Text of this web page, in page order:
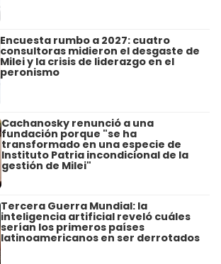
Encuesta rumbo a 2027: cuatro
consultoras midieron el desgaste de
Milei y la crisis de liderazgo en el
peronismo
Cachanosky renunció a una
fundación porque "se ha
transformado en una especie de
Instituto Patria incondicional de la
gestión de Milei"
Tercera Guerra Mundial: la
inteligencia artificial reveló cuáles
serían los primeros países
latinoamericanos en ser derrotados